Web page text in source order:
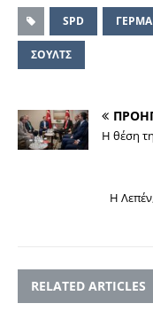
SPD
ΣΟΥΛΤΣ
Η θέση
Η
RELATED ARTICLES